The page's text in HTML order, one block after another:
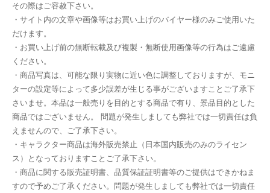
その際はご容赦下さい。
・サイト内の文章や画像等はお買い上げのバイヤー様のみご使用いた
だけます。
・お買い上げ前の無断転載及び複製・無断使用画像等の行為はご遠慮
ください。
・商品写真は、可能な限り実物に近い色に調整しておりますが、モニ
ターの設定等によって多少誤差が生じる事がございますことご了承下
さいませ。本品は一般売りを目的とする商品で有り、景品目的とした
商品ではございません。 問題が発生しましても弊社では一切責任は負
えませんので、ご了承下さい。
・キャラクター商品は海外販売禁止（日本国内販売のみのライセン
ス）となっておりますことご了承下さい。
・商品に関する販売証明書、品質保証証明書等のご提供はできかねま
すので予めご了承ください。問題が発生しましても弊社では一切責任